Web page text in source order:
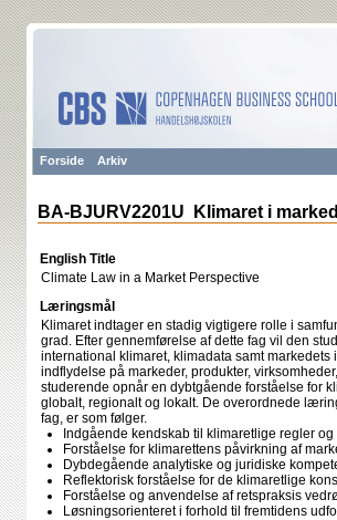
Forside Arkiv
BA-BJURV2201U Klimaret i
English Title
Climate Law in a Market Perspective
Læringsmål
Klimaret indtager en stadig vigtigere rolle i
grad. Efter gennemførelse af dette fag vil den
international klimaret, klimadata samt
indflydelse på markeder, produkter,
studerende opnår en dybtgående forståelse for
globalt, regionalt og lokalt. De overordnede
fag, er som følger.
Indgående kendskab til klimaretlige regler
Forståelse for klimarettens påvirkning af
Dybdegående analytiske og juridiske
Reflektorisk forståelse for de klimaretlige
Forståelse og anvendelse af retspraksis
Løsningsorienteret i forhold til fremtidens